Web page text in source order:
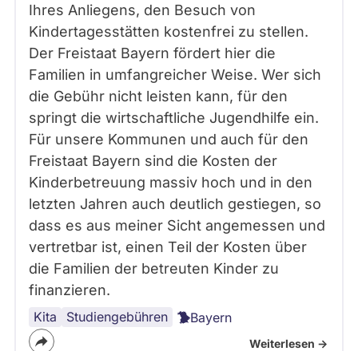
Ihres Anliegens, den Besuch von
Kindertagesstätten kostenfrei zu stellen.
Der Freistaat Bayern fördert hier die
Familien in umfangreicher Weise. Wer sich
die Gebühr nicht leisten kann, für den
springt die wirtschaftliche Jugendhilfe ein.
Für unsere Kommunen und auch für den
Freistaat Bayern sind die Kosten der
Kinderbetreuung massiv hoch und in den
letzten Jahren auch deutlich gestiegen, so
dass es aus meiner Sicht angemessen und
vertretbar ist, einen Teil der Kosten über
die Familien der betreuten Kinder zu
finanzieren.
Kita Studiengebühren Bayern
Weiterlesen ->